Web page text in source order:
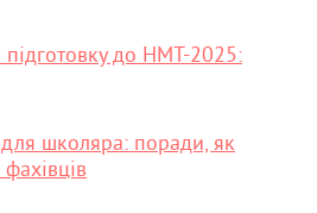
підготовку до НМТ-2025:
школяра: поради, як